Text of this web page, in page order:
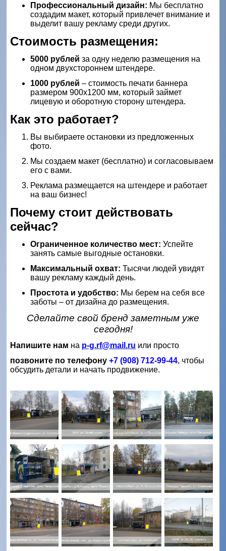
Профессиональный дизайн: Мы бесплатно
создадим макет, который привлечет внимание и
выделит вашу рекламу среди других.
Стоимость размещения:
5000 рублей за одну неделю размещения на
одном двухстороннем штендере.
1000 рублей – стоимость печати баннера
размером 900х1200 мм, который займет
лицевую и оборотную сторону штендера.
Как это работает?
Вы выбираете остановки из предложенных
фото.
Мы создаем макет (бесплатно) и согласовываем
его с вами.
Реклама размещается на штендере и работает
на ваш бизнес!
Почему стоит действовать
сейчас?
Ограниченное количество мест: Успейте
занять самые выгодные остановки.
Максимальный охват: Тысячи людей увидят
вашу рекламу каждый день.
Простота и удобство: Мы берем на себя все
заботы – от дизайна до размещения.
Сделайте свой бренд заметным уже
сегодня!
Напишите нам на p-g.rf@mail.ru или просто
позвоните по телефону +7 (908) 712-99-44, чтобы
обсудить детали и начать продвижение.